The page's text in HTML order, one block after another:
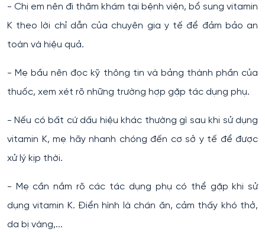
- Chị em nên đi thăm khám tại bệnh viện, bổ sung vitamin
K theo lời chỉ dẫn của chuyên gia y tế để đảm bảo an
toàn và hiệu quả.
- Mẹ bầu nên đọc kỹ thông tin và bảng thành phần của
thuốc, xem xét rõ những trường hợp gặp tác dụng phụ.
- Nếu có bất cứ dấu hiệu khác thường gì sau khi sử dụng
vitamin K, mẹ hãy nhanh chóng đến cơ sở y tế để được
xử lý kịp thời.
- Mẹ cần nắm rõ các tác dụng phụ có thể gặp khi sử
dụng vitamin K. Điển hình là chán ăn, cảm thấy khó thở,
da bị vàng,...